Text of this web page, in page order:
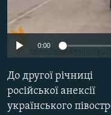
ВІДЕОУРОКИ «ELIFBE»
СВІДЧЕННЯ ОКУПАЦІЇ
УКРАЇНСЬКА ПРОБЛЕМА
ІНФОГРАФІКА
Русский
Qırımtatar
ДОЛУЧАЙСЯ!
0:00
До другої річниці
російської анексії
українського